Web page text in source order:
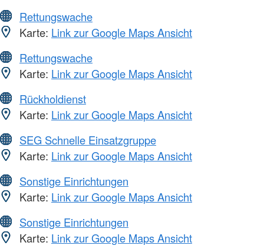
Rettungswache
Karte: Link zur Google Maps Ansicht
Rettungswache
Karte: Link zur Google Maps Ansicht
Rückholdienst
Karte: Link zur Google Maps Ansicht
SEG Schnelle Einsatzgruppe
Karte: Link zur Google Maps Ansicht
Sonstige Einrichtungen
Karte: Link zur Google Maps Ansicht
Sonstige Einrichtungen
Karte: Link zur Google Maps Ansicht